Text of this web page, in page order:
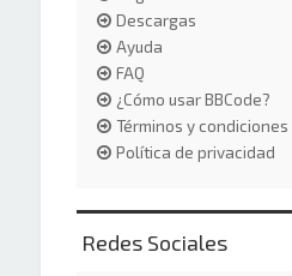
Descargas
Ayuda
FAQ
¿Cómo usar BBCode?
Términos y condiciones
Política de privacidad
Redes Sociales